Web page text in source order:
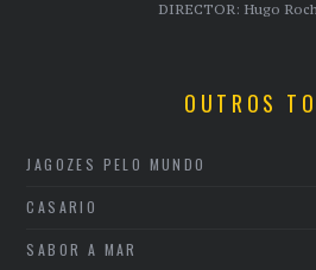
DIRECTOR: Hugo
OUTROS
JAGOZES PELO MUNDO
CASARIO
SABOR A MAR